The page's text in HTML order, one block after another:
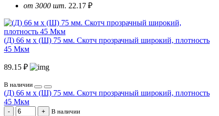
от 3000 шт. 22.17 ₽
(Д) 66 м х (Ш) 75 мм. Скотч прозрачный широкий, плотность
45 Мкм
89.15 ₽
В наличии
(Д) 66 м х (Ш) 75 мм. Скотч прозрачный широкий, плотность
45 Мкм
В наличии